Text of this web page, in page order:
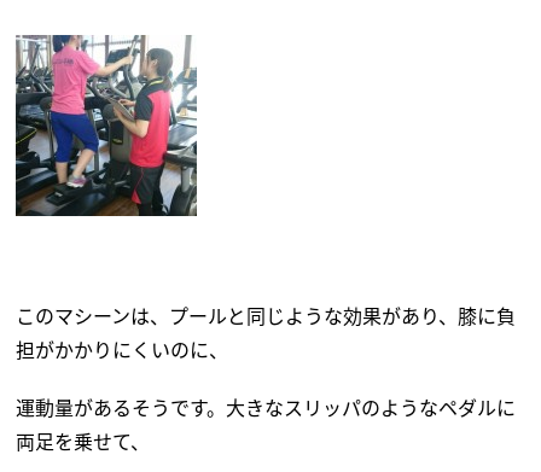
このマシーンは、プールと同じような効果があり、膝に負
担がかかりにくいのに、
運動量があるそうです。大きなスリッパのようなペダルに
両足を乗せて、